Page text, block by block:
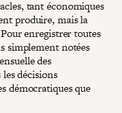
tant économiques
produire, mais la
enregistrer toutes
simplement notées
des
décisions
démocratiques que